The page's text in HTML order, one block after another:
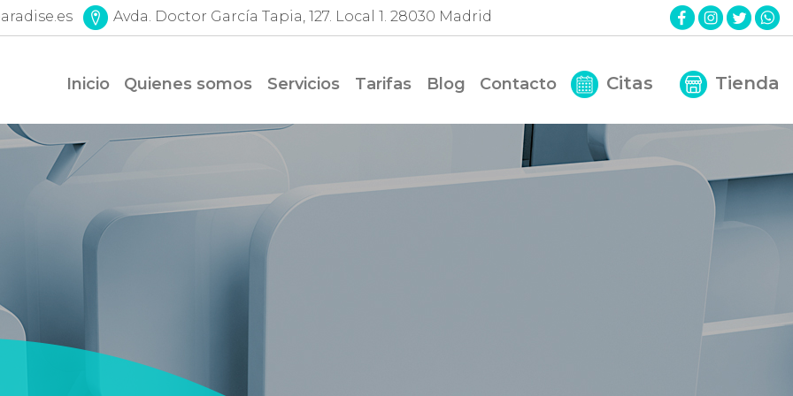
Avda. Doctor García Tapia, 127. Local 1. 28030 Madrid
Inicio Quienes somos Servicios Tarifas Blog Contacto Citas Tienda